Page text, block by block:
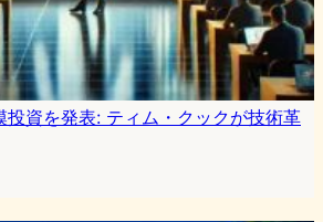
資を発表: ティム・クックが技術革